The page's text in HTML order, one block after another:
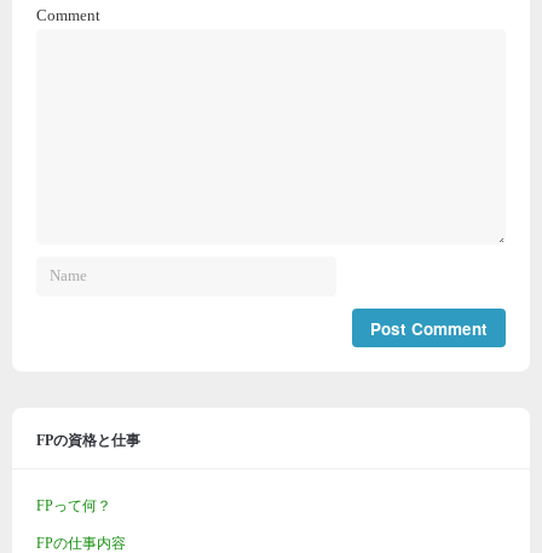
Comment
FPの資格と仕事
FPって何？
FPの仕事内容